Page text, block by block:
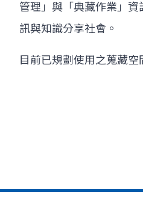
管理」與「典藏作業」
訊與知識分享社會。
目前已規劃使用之蒐藏